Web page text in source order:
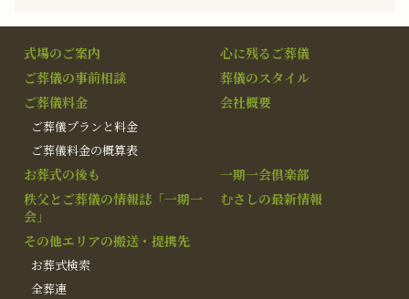
式場のご案内
心に残るご葬儀
ご葬儀の事前相談
葬儀のスタイル
ご葬儀料金
ご葬儀プランと料金
ご葬儀料金の概算表
会社概要
お葬式の後も
一期一会倶楽部
秩父とご葬儀の情報誌「一期一
会」
むさしの最新情報
その他エリアの搬送・提携先
お葬式検索
全葬連